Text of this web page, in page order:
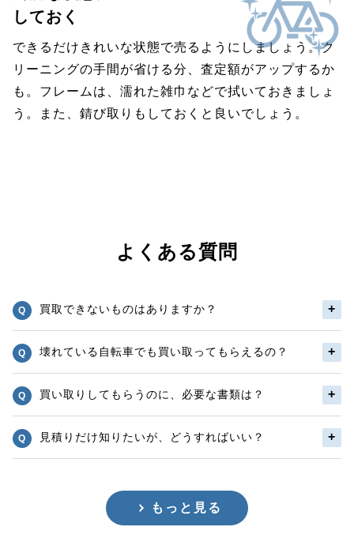
しておく
できるだけきれいな状態で売るようにしましょう。ク
リーニングの手間が省ける分、査定額がアップするか
も。フレームは、濡れた雑巾などで拭いておきましょ
う。また、錆び取りもしておくと良いでしょう。
よくある質問
買取できないものはありますか？
壊れている自転車でも買い取ってもらえるの？
買い取りしてもらうのに、必要な書類は？
見積りだけ知りたいが、どうすればいい？
もっと見る